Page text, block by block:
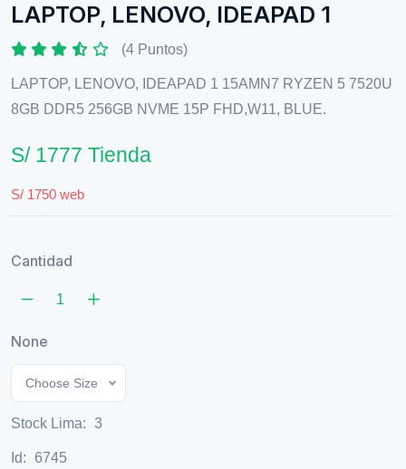
LAPTOP, LENOVO, IDEAPAD 1
(4 Puntos)
LAPTOP, LENOVO, IDEAPAD 1 15AMN7 RYZEN 5 7520U
8GB DDR5 256GB NVME 15P FHD,W11, BLUE.
S/ 1777 Tienda
S/ 1750 web
Cantidad
None
Choose Size
Stock Lima: 3
Id: 6745